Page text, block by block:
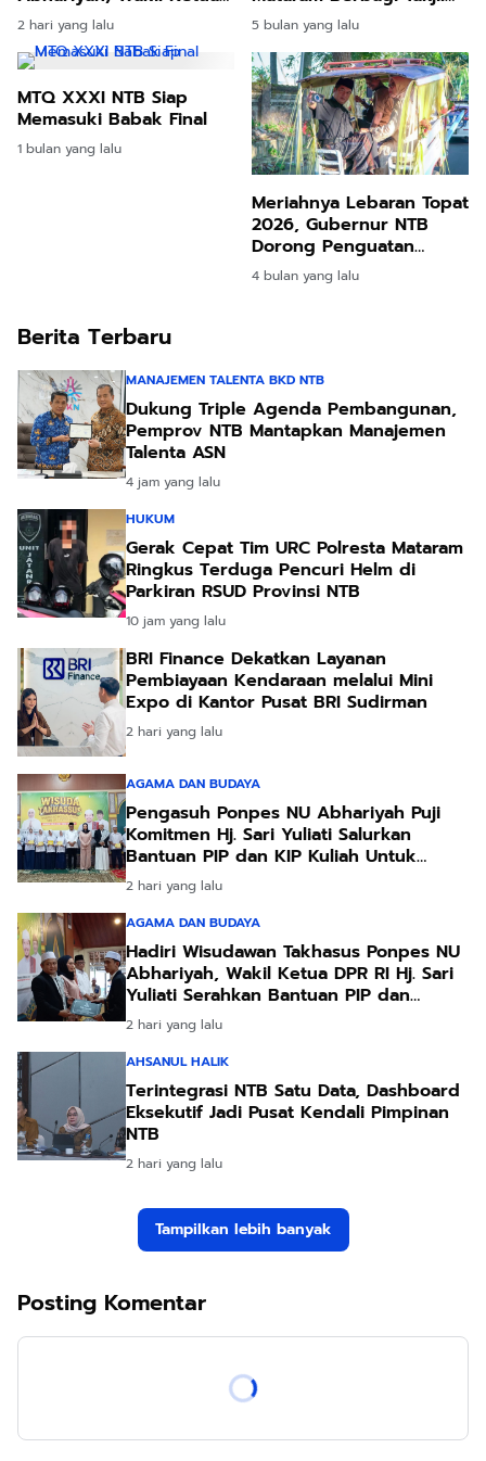
DPR RI Hj. Sari Yuliati
Serahkan Bantuan PIP
dan Bantuan Program
2 hari yang lalu
untuk Pengendara
5 bulan yang lalu
MTQ XXXI NTB Siap
Memasuki Babak Final
1 bulan yang lalu
Meriahnya Lebaran Topat
2026, Gubernur NTB
Dorong Penguatan
Tradisi dan Pariwisata
4 bulan yang lalu
Berita Terbaru
MANAJEMEN TALENTA BKD NTB
Dukung Triple Agenda Pembangunan,
Pemprov NTB Mantapkan Manajemen
Talenta ASN
4 jam yang lalu
HUKUM
Gerak Cepat Tim URC Polresta Mataram
Ringkus Terduga Pencuri Helm di
Parkiran RSUD Provinsi NTB
10 jam yang lalu
BRI Finance Dekatkan Layanan
Pembiayaan Kendaraan melalui Mini
Expo di Kantor Pusat BRI Sudirman
2 hari yang lalu
AGAMA DAN BUDAYA
Pengasuh Ponpes NU Abhariyah Puji
Komitmen Hj. Sari Yuliati Salurkan
Bantuan PIP dan KIP Kuliah Untuk
Santri
2 hari yang lalu
AGAMA DAN BUDAYA
Hadiri Wisudawan Takhasus Ponpes NU
Abhariyah, Wakil Ketua DPR RI Hj. Sari
Yuliati Serahkan Bantuan PIP dan
Bantuan Program Sanitasi
2 hari yang lalu
AHSANUL HALIK
Terintegrasi NTB Satu Data, Dashboard
Eksekutif Jadi Pusat Kendali Pimpinan
NTB
2 hari yang lalu
Tampilkan lebih banyak
Posting Komentar